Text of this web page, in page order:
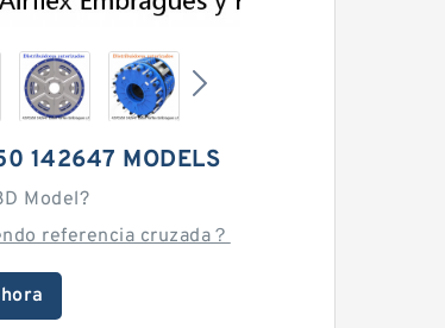
142647 MODELS
Model?
referencia cruzada？